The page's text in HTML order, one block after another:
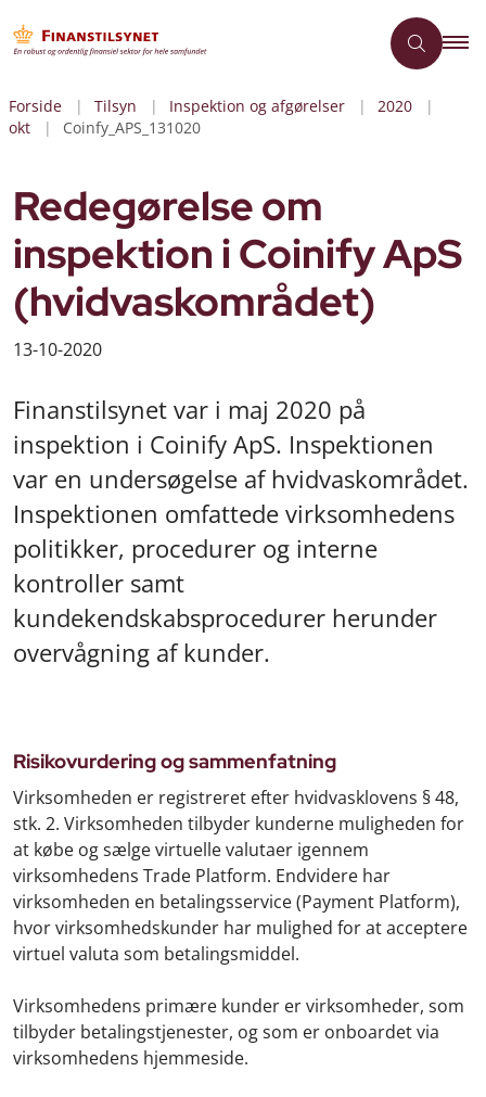
Forside Tilsyn Inspektion og afgørelser
2020
okt
Coinfy_APS_131020
Redegørelse om
inspektion i Coinify ApS
(hvidvaskområdet)
13-10-2020
Finanstilsynet var i maj 2020 på
inspektion i Coinify ApS. Inspektionen
var en undersøgelse af hvidvaskområdet.
Inspektionen omfattede virksomhedens
politikker, procedurer og interne
kontroller samt
kundekendskabsprocedurer herunder
overvågning af kunder.
Risikovurdering og sammenfatning
Virksomheden er registreret efter hvidvasklovens § 48,
stk. 2. Virksomheden tilbyder kunderne muligheden for
at købe og sælge virtuelle valutaer igennem
virksomhedens Trade Platform. Endvidere har
virksomheden en betalingsservice (Payment Platform),
hvor virksomhedskunder har mulighed for at acceptere
virtuel valuta som betalingsmiddel.
Virksomhedens primære kunder er virksomheder, som
tilbyder betalingstjenester, og som er onboardet via
virksomhedens hjemmeside.